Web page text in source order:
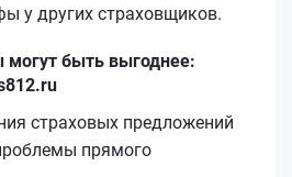
у других страховщиков.
могут быть выгоднее:
страховых предложений
прямого